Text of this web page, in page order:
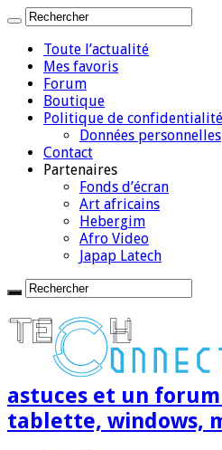
Toute l’actualité
Mes favoris
Forum
Boutique
Politique de confidentialité
Données personnelles
Contact
Partenaires
Fonds d’écran
Art africains
Hebergim
Afro Video
Japap Latech
astuces et un
tablette, windows,